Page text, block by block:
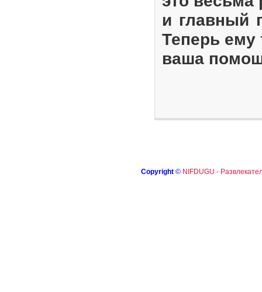
и главный
Теперь ему
ваша
Copyright © NIFDUGU -